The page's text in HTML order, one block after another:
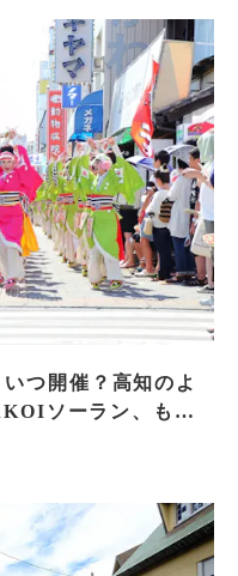
つ開催？高知のよ
ソーラン、もう